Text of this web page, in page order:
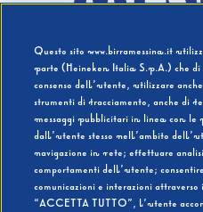
Hai
SI
Questo sito www.birramessina.it
parte (Heineken Italia S.p.A.) che
consenso dell’utente, utilizzare
strumenti di tracciamento, anche di
messaggi pubblicitari in linea con le
dall’utente stesso nell’ambito
navigazione in rete; effettuare
comportamenti dell’utente;
comunicazioni e interazioni
“ACCETTA TUTTO”, l’utente